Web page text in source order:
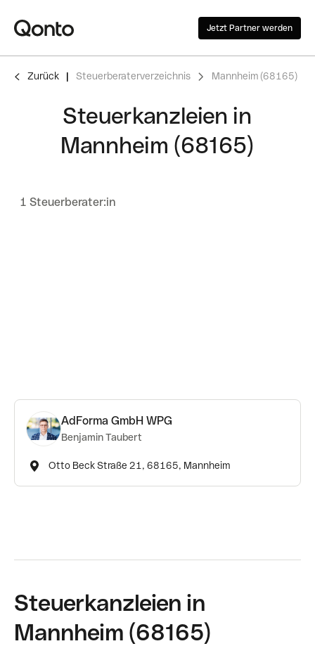
Jetzt Partner werden
Zurück Steuerberaterverzeichnis Mannheim (68165)
Steuerkanzleien in
Mannheim (68165)
1 Steuerberater:in
AdForma GmbH WPG
Benjamin Taubert
Otto Beck Straße 21, 68165, Mannheim
Steuerkanzleien in
Mannheim (68165)